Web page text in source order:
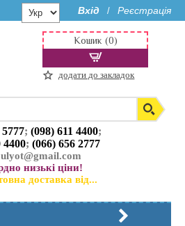
Вхід / Реєстрація
;(098) 611 4400;
4400;(066) 656 2777
низькі ціни!
доставка від...
Кошик (0)
додати до закладок